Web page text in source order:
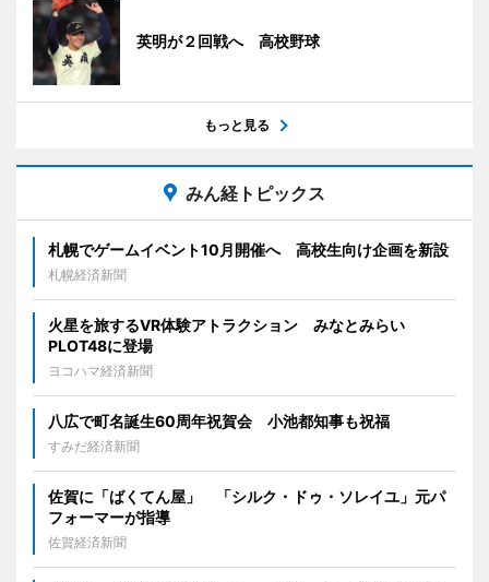
英明が２回戦へ 高校野球
もっと見る
みん経トピックス
札幌でゲームイベント10月開催へ 高校生向け企画を新設
札幌経済新聞
火星を旅するVR体験アトラクション みなとみらい
PLOT48に登場
ヨコハマ経済新聞
八広で町名誕生60周年祝賀会 小池都知事も祝福
すみだ経済新聞
佐賀に「ばくてん屋」 「シルク・ドゥ・ソレイユ」元パ
フォーマーが指導
佐賀経済新聞